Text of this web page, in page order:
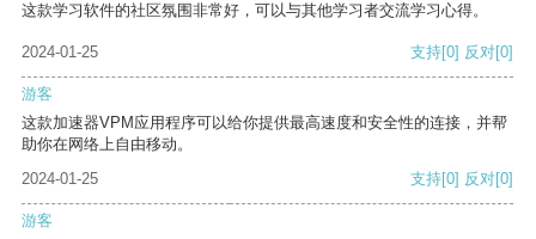
这款学习软件的社区氛围非常好，可以与其他学习者交流学习心得。
2024-01-25 支持[0] 反对[0]
游客
这款加速器VPM应用程序可以给你提供最高速度和安全性的连接，并帮
助你在网络上自由移动。
2024-01-25
支持[0] 反对[0]
游客